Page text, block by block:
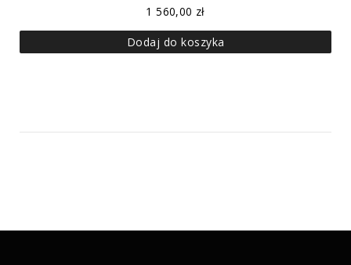
1 560,00 zł
Dodaj do koszyka